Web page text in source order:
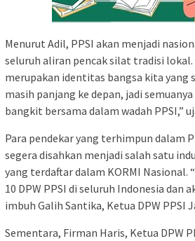
Menurut Adil, PPSI akan menjadi
seluruh aliran pencak silat tradisi lokal.
merupakan identitas bangsa kita yang
masih panjang ke depan, jadi
bangkit bersama dalam wadah PPSI,”
Para pendekar yang terhimpun dalam
segera disahkan menjadi salah satu
yang terdaftar dalam KORMI Nasional.
10 DPW PPSI di seluruh Indonesia dan
imbuh Galih Santika, Ketua DPW PPSI
Sementara, Firman Haris, Ketua DPW